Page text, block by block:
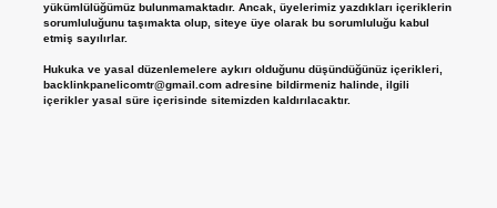
yükümlülüğümüz bulunmamaktadır. Ancak, üyelerimiz yazdıkları içeriklerin
sorumluluğunu taşımakta olup, siteye üye olarak bu sorumluluğu kabul
etmiş sayılırlar.
Hukuka ve yasal düzenlemelere aykırı olduğunu düşündüğünüz içerikleri,
backlinkpanelicomtr@gmail.comadresine bildirmeniz halinde, ilgili
içerikler yasal süre içerisinde sitemizden kaldırılacaktır.